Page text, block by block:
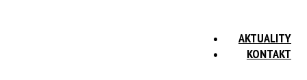
AKTUALITY
KONTAKT